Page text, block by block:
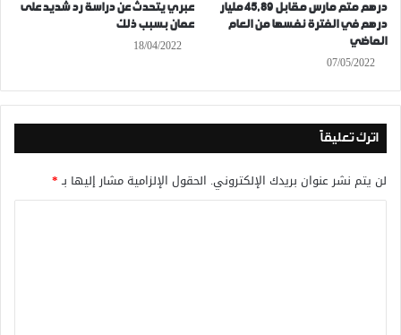
درهم متم مارس مقابل 45,89 مليار
درهم في الفترة نفسها من العام
الماضي
07/05/2022
عبري يتحدث عن دراسة رد شديد على
عمان بسبب ذلك
18/04/2022
اترك تعليقاً
لن يتم نشر عنوان بريدك الإلكتروني. الحقول الإلزامية مشار إليها بـ*